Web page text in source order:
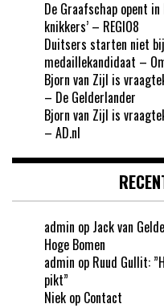
De Graafschap opent
knikkers’ – REGIO8
Duitsers starten niet
medaillekandidaat –
Bjorn van Zijl is
– De Gelderlander
Bjorn van Zijl is
– AD.nl
admin op Jack van
Hoge Bomen
admin op Ruud Gullit:
pikt”
Niek op Contact